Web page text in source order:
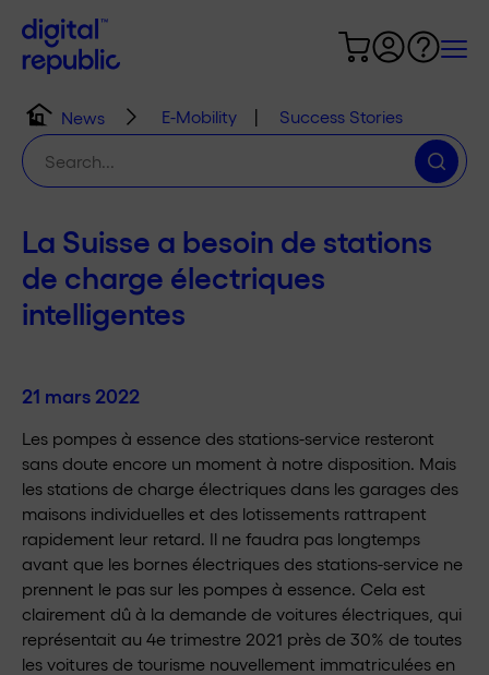
News E-Mobility |
Success Stories
Chercher
:
La Suisse a besoin de stations
de charge électriques
intelligentes
21 mars 2022
Les pompes à essence des stations-service resteront
sans doute encore un moment à notre disposition. Mais
les stations de charge électriques dans les garages des
maisons individuelles et des lotissements rattrapent
rapidement leur retard. Il ne faudra pas longtemps
avant que les bornes électriques des stations-service ne
prennent le pas sur les pompes à essence. Cela est
clairement dû à la demande de voitures électriques, qui
représentait au 4e trimestre 2021 près de 30% de toutes
les voitures de tourisme nouvellement immatriculées en